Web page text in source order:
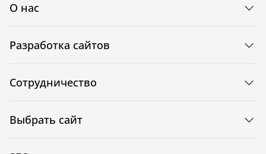
О нас
Разработка сайтов
Сотрудничество
Выбрать сайт